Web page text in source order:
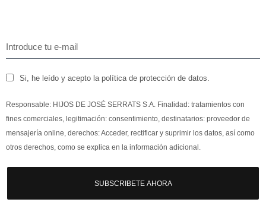
Si, he leído y acepto la política de protección de datos.
Responsable: HIJOS DE JOSÉ SERRATS S.A. Finalidad: tratamientos con
fines comerciales, legitimación: consentimiento, destinatarios: proveedor de
mensajería online, derechos: Acceder, rectificar y suprimir los datos, así como
otros derechos, como se explica en la información adicional.
SUBSCRIBETE AHORA